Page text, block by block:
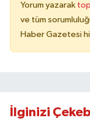
Yorum yazarak
ve tüm
Haber Gazetesi
İlginizi